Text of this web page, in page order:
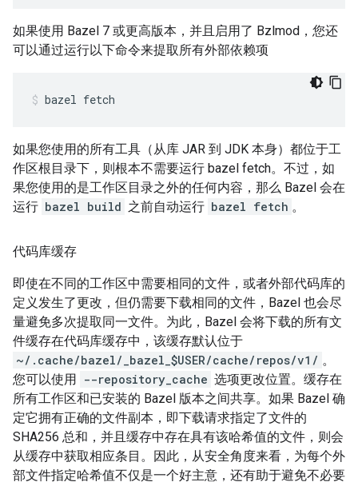
如果使用 Bazel 7 或更高版本，并且启用了 Bzlmod，您还
可以通过运行以下命令来提取所有外部依赖项
bazel fetch
如果您使用的所有工具（从库 JAR 到 JDK 本身）都位于工
作区根目录下，则根本不需要运行 bazel fetch。不过，如
果您使用的是工作区目录之外的任何内容，那么 Bazel 会在
运行 bazel build 之前自动运行 bazel fetch 。
代码库缓存
即使在不同的工作区中需要相同的文件，或者外部代码库的
定义发生了更改，但仍需要下载相同的文件，Bazel 也会尽
量避免多次提取同一文件。为此，Bazel 会将下载的所有文
件缓存在代码库缓存中，该缓存默认位于
~/.cache/bazel/_bazel_$USER/cache/repos/v1/ 。
您可以使用 --repository_cache 选项更改位置。缓存在
所有工作区和已安装的 Bazel 版本之间共享。如果 Bazel 确
定它拥有正确的文件副本，即下载请求指定了文件的
SHA256 总和，并且缓存中存在具有该哈希值的文件，则会
从缓存中获取相应条目。因此，从安全角度来看，为每个外
部文件指定哈希值不仅是一个好主意，还有助于避免不必要